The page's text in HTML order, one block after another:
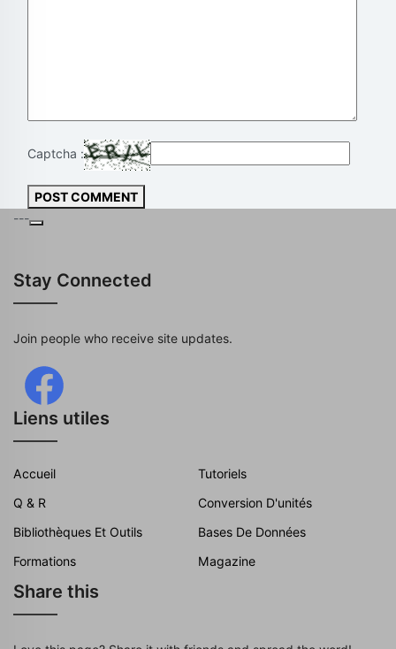
Captcha :
POST COMMENT
---
Stay Connected
Join people who receive site updates.
Liens utiles
Accueil
Tutoriels
Q & R
Conversion D'unités
Bibliothèques Et Outils
Bases De Données
Formations
Magazine
Share this